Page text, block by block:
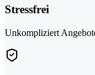
Stressfrei
Unkompliziert